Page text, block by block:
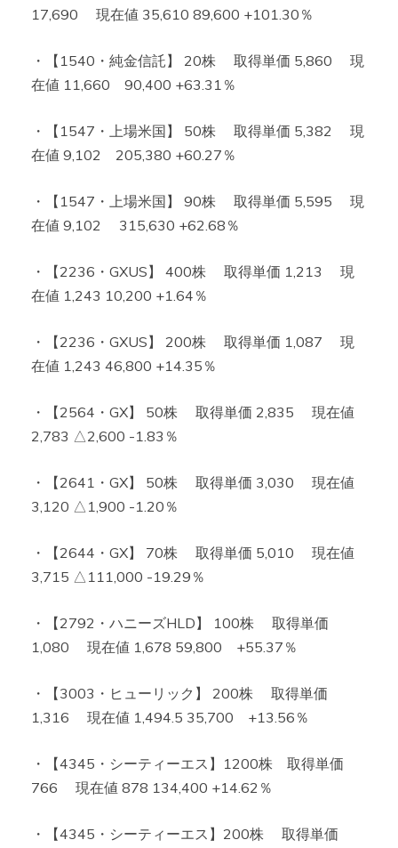
17,690 現在値 35,610 89,600 +101.30％
・【1540・純金信託】 20株 取得単価 5,860 現
在値 11,660 90,400 +63.31％
・【1547・上場米国】 50株 取得単価 5,382 現
在値 9,102 205,380 +60.27％
・【1547・上場米国】 90株 取得単価 5,595 現
在値 9,102 315,630 +62.68％
・【2236・GXUS】 400株 取得単価 1,213 現
在値 1,243 10,200 +1.64％
・【2236・GXUS】 200株 取得単価 1,087 現
在値 1,243 46,800 +14.35％
・【2564・GX】 50株 取得単価 2,835 現在値
2,783 △2,600 -1.83％
・【2641・GX】 50株 取得単価 3,030 現在値
3,120 △1,900 -1.20％
・【2644・GX】 70株 取得単価 5,010 現在値
3,715 △111,000 -19.29％
・【2792・ハニーズHLD】 100株 取得単価
1,080 現在値 1,678 59,800 +55.37％
・【3003・ヒューリック】 200株 取得単価
1,316 現在値 1,494.5 35,700 +13.56％
・【4345・シーティーエス】1200株 取得単価
766 現在値 878 134,400 +14.62％
・【4345・シーティーエス】200株 取得単価